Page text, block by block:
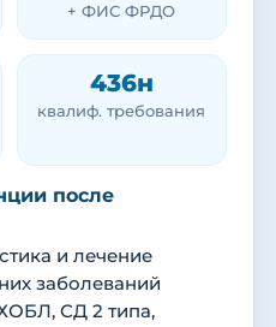
+ ФИС ФРДО
436н
квалиф. требования
после
и лечение
заболеваний
СД 2 типа,